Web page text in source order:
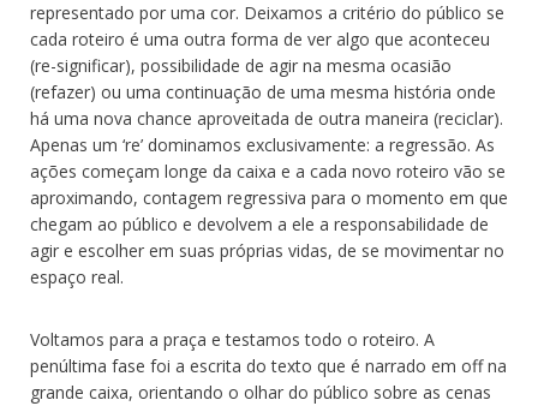
representado por uma cor. Deixamos a critério do público se
cada roteiro é uma outra forma de ver algo que aconteceu
(re-significar), possibilidade de agir na mesma ocasião
(refazer) ou uma continuação de uma mesma história onde
há uma nova chance aproveitada de outra maneira (reciclar).
Apenas um ‘re’ dominamos exclusivamente: a regressão. As
ações começam longe da caixa e a cada novo roteiro vão se
aproximando, contagem regressiva para o momento em que
chegam ao público e devolvem a ele a responsabilidade de
agir e escolher em suas próprias vidas, de se movimentar no
espaço real.
Voltamos para a praça e testamos todo o roteiro. A
penúltima fase foi a escrita do texto que é narrado em off na
grande caixa, orientando o olhar do público sobre as cenas